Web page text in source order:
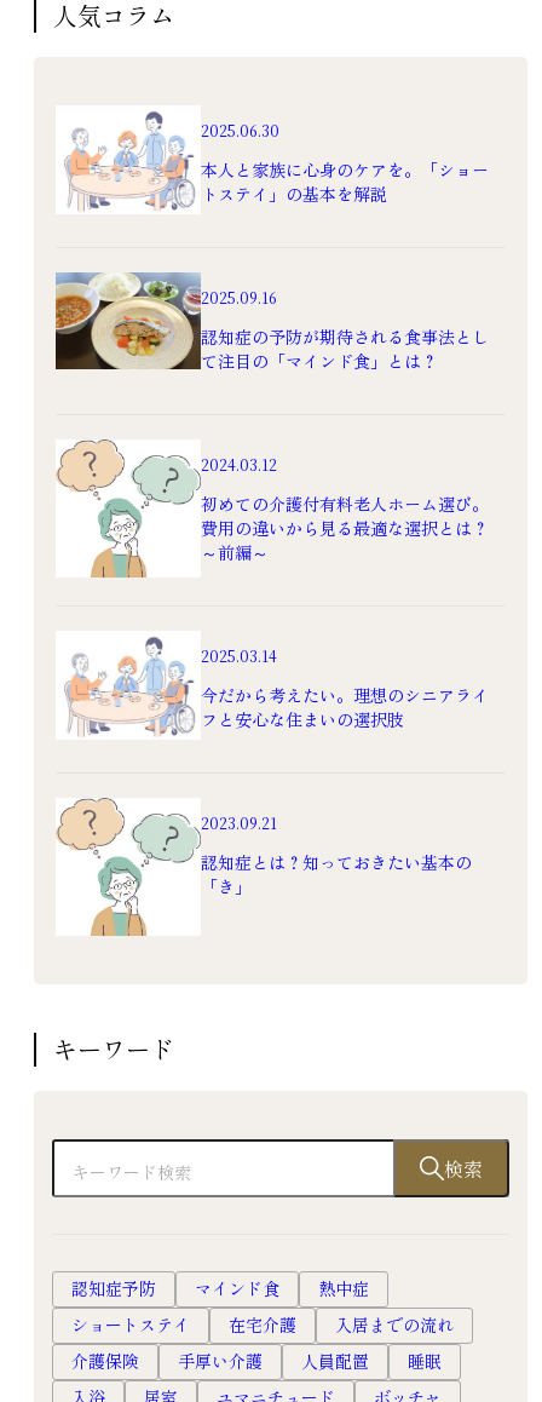
人気コラム
2025.06.30
本人と家族に心身のケアを。「ショー
トステイ」の基本を解説
2025.09.16
認知症の予防が期待される食事法とし
て注目の「マインド食」とは？
2024.03.12
初めての介護付有料老人ホーム選び。
費用の違いから見る最適な選択とは？
～前編～
2025.03.14
今だから考えたい。理想のシニアライ
フと安心な住まいの選択肢
2023.09.21
認知症とは？知っておきたい基本の
「き」
キーワード
検索
認知症予防 マインド食
熱中症
ショートステイ
在宅介護
入居までの流れ
介護保険
手厚い介護 人員配置
睡眠